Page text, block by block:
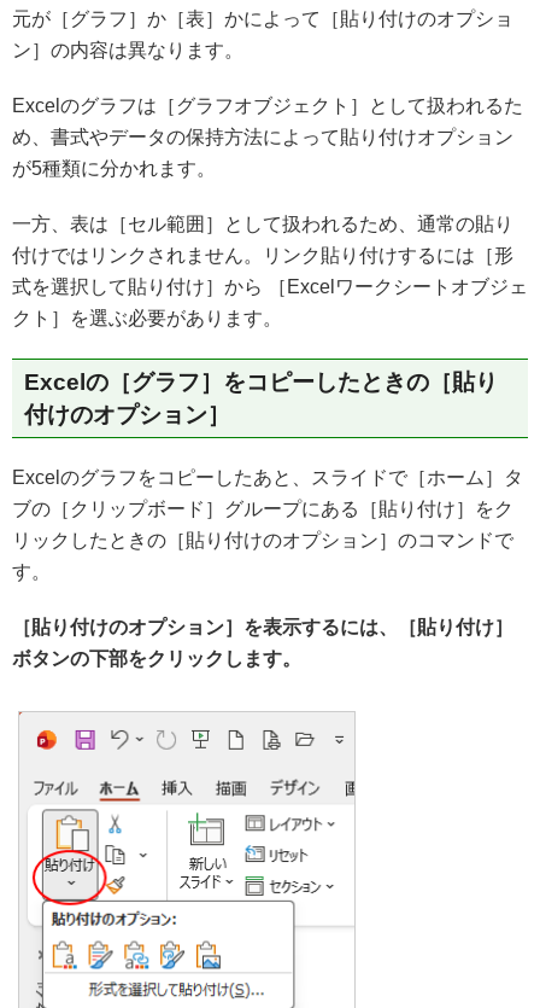
元が［グラフ］か［表］かによって［貼り付けのオプショ
ン］の内容は異なります。
Excelのグラフは［グラフオブジェクト］として扱われるた
め、書式やデータの保持方法によって貼り付けオプション
が5種類に分かれます。
一方、表は［セル範囲］として扱われるため、通常の貼り
付けではリンクされません。リンク貼り付けするには［形
式を選択して貼り付け］から ［Excelワークシートオブジェ
クト］を選ぶ必要があります。
Excelの［グラフ］をコピーしたときの［貼り
付けのオプション］
Excelのグラフをコピーしたあと、スライドで［ホーム］タ
ブの［クリップボード］グループにある［貼り付け］をク
リックしたときの［貼り付けのオプション］のコマンドで
す。
［貼り付けのオプション］を表示するには、［貼り付け］
ボタンの下部をクリックします。